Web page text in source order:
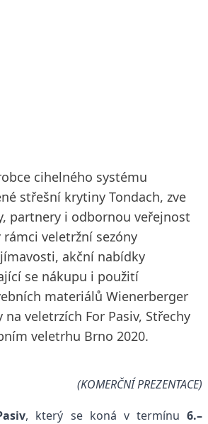
cihelného systému
střešní krytiny Tondach, zve
partnery i odbornou veřejnost
rámci veletržní sezóny
akční nabídky
se nákupu i použití
materiálů Wienerberger
veletrzích For Pasiv, Střechy
veletrhu Brno 2020.
(KOMERČNÍ PREZENTACE)
, který se koná v termínu6.–